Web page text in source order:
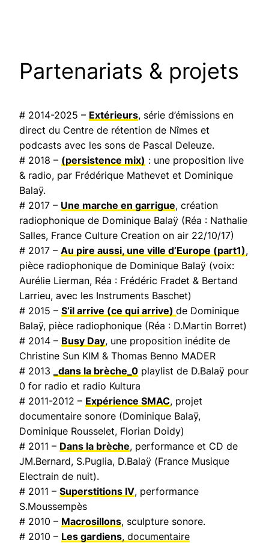
Partenariats & projets
# 2014-2025 – Extérieurs, série d’émissions en
direct du Centre de rétention de Nîmes et
podcasts avec les sons de Pascal Deleuze.
# 2018 – (persistence mix) : une proposition live
& radio, par Frédérique Mathevet et Dominique
Balaÿ.
# 2017 – Une marche en garrigue, création
radiophonique de Dominique Balaÿ (Réa : Nathalie
Salles, France Culture Creation on air 22/10/17)
# 2017 – Au pire aussi, une ville d’Europe (part1),
pièce radiophonique de Dominique Balaÿ (voix:
Aurélie Lierman, Réa : Frédéric Fradet & Bertand
Larrieu, avec les Instruments Baschet)
# 2015 – S’il arrive (ce qui arrive) de Dominique
Balaÿ, pièce radiophonique (Réa : D.Martin Borret)
# 2014 – Busy Day, une proposition inédite de
Christine Sun KIM & Thomas Benno MADER
# 2013
_dans la brèche_0 playlist de D.Balaÿ pour
0 for radio et radio Kultura
# 2011-2012 – Expérience SMAC, projet
documentaire sonore (Dominique Balaÿ,
Dominique Rousselet, Florian Doidy)
# 2011 – Dans la brèche, performance et CD de
JM.Bernard, S.Puglia, D.Balaÿ (France Musique
Electrain de nuit).
# 2011 – Superstitions IV, performance
S.Moussempès
# 2010 – Macrosillons, sculpture sonore.
# 2010 – Les gardiens, documentaire